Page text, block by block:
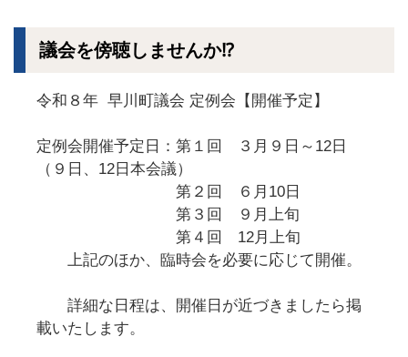
議会を傍聴しませんか⁉
令和８年 早川町議会 定例会【開催予定】
定例会開催予定日：第１回 ３月９日～12日
（９日、12日本会議）
第２回 ６月10日
第３回 ９月上旬
第４回 12月上旬
上記のほか、臨時会を必要に応じて開催。
詳細な日程は、開催日が近づきましたら掲
載いたします。